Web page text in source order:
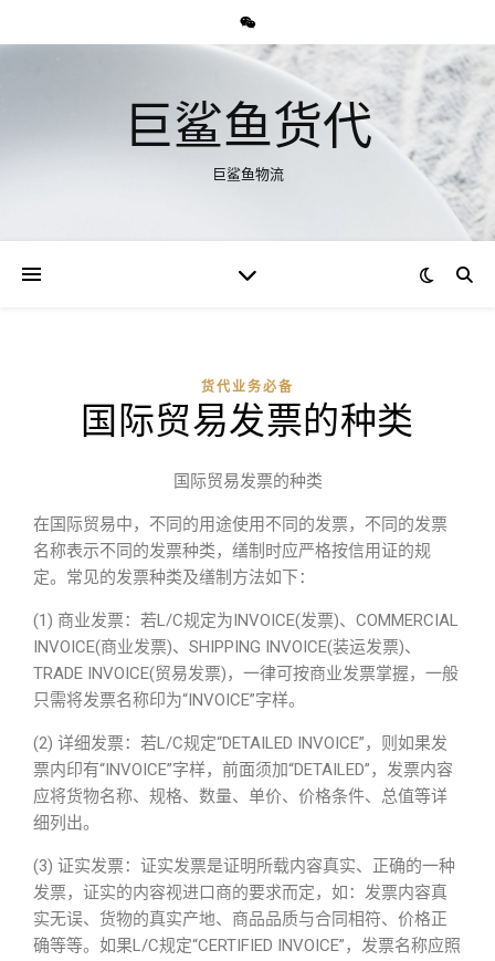
巨鲨鱼货代
巨鲨鱼物流
货代业务必备
国际贸易发票的种类
国际贸易发票的种类
在国际贸易中，不同的用途使用不同的发票，不同的发票
名称表示不同的发票种类，缮制时应严格按信用证的规
定。常见的发票种类及缮制方法如下：
(1) 商业发票：若L/C规定为INVOICE(发票)、COMMERCIAL
INVOICE(商业发票)、SHIPPING INVOICE(装运发票)、
TRADE INVOICE(贸易发票)，一律可按商业发票掌握，一般
只需将发票名称印为“INVOICE”字样。
(2) 详细发票：若L/C规定“DETAILED INVOICE”，则如果发
票内印有“INVOICE”字样，前面须加“DETAILED”，发票内容
应将货物名称、规格、数量、单价、价格条件、总值等详
细列出。
(3) 证实发票：证实发票是证明所载内容真实、正确的一种
发票，证实的内容视进口商的要求而定，如：发票内容真
实无误、货物的真实产地、商品品质与合同相符、价格正
确等等。如果L/C规定“CERTIFIED INVOICE”，发票名称应照